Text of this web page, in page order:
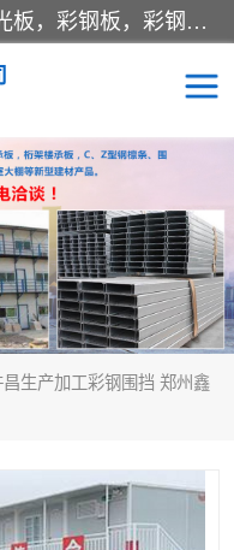
郑州鑫纵建材有限公司供应阳光板，彩钢板，彩钢钢构工程是一家集生产销售租赁安装于一体的企业，主要生产PC采光板，耐力板，仿古琉璃采光板，岩棉板、彩钢压型板、镀锌压型板、桁架楼承板，C、Z型钢檩条、围挡板、轻钢结构，阳光温室大棚等新型建材产品。公司旗下有多台移动式高空压瓦机租赁，承接全国各地业务，专业对外租赁各种型号压瓦机。
昌生产加工彩钢围挡 郑州鑫
合成树脂仿古瓦
采光板
耐力板
层板
结构配件